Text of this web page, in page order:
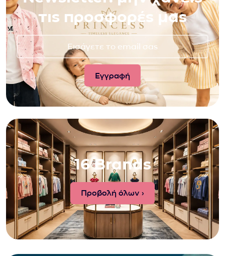
τις προσφορές μας
16 Brands
Προβολή όλων ›